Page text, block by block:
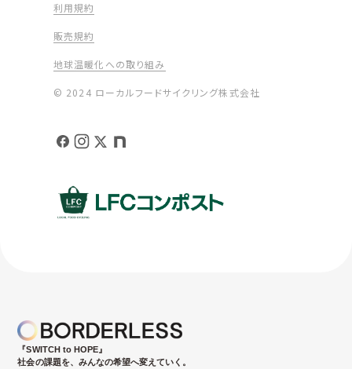
© 2024 ローカルフードサイクリング株式会社
利用規約
販売規約
地球温暖化への取り組み
『SWITCH to HOPE』
社会の課題を、みんなの希望へ変えていく。